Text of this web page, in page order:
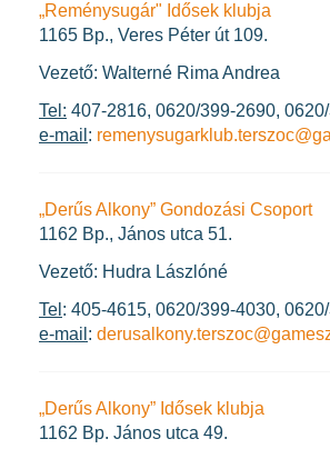
„Reménysugár" Idősek klubja
1165 Bp., Veres Péter út 109.
Vezető: Walterné Rima Andrea
Tel: 407-2816, 0620/399-2690,
e-mail :
„Derűs Alkony” Gondozási Csoport
1162 Bp., János utca 51.
Vezető: Hudra Lászlóné
Tel : 405-4615, 0620/399-4030,
e-mail :
„Derűs Alkony” Idősek klubja
1162 Bp. János utca 49.